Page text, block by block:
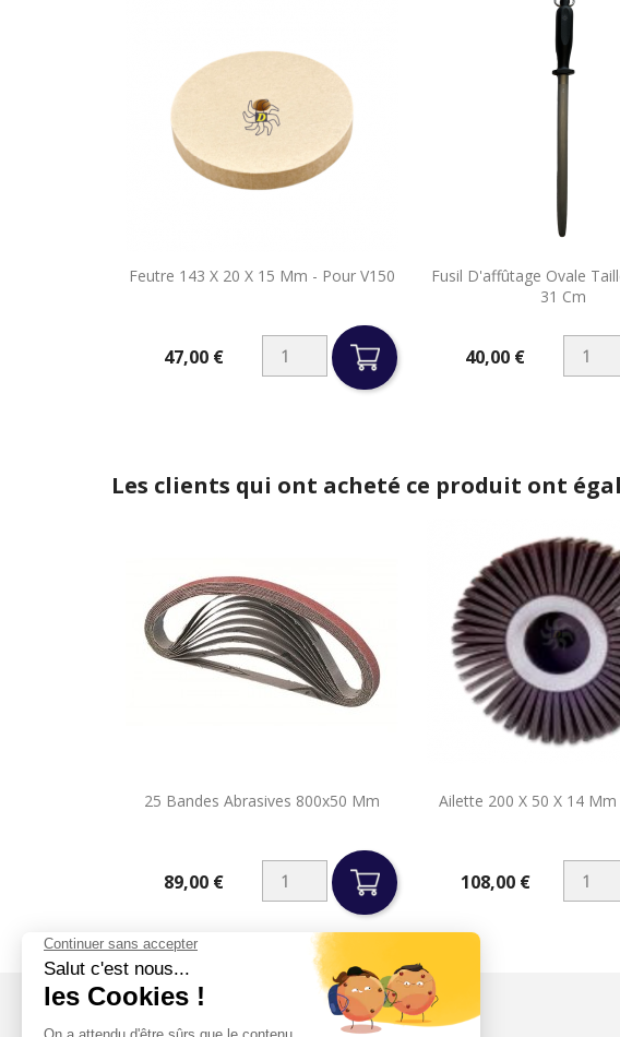
Feutre 143 X 20 X 15 Mm - Pour V150
47,00 €
 Aperçu rapide
Fusil D'affûtage Ovale
31 Cm
40,00 €
Aperçu
Les clients qui ont acheté ce produit ont
25 Bandes Abrasives 800x50 Mm
89,00 €
 Aperçu rapide Ailette 200 X 50 X 14 Mm
108,00 €
Aperçu